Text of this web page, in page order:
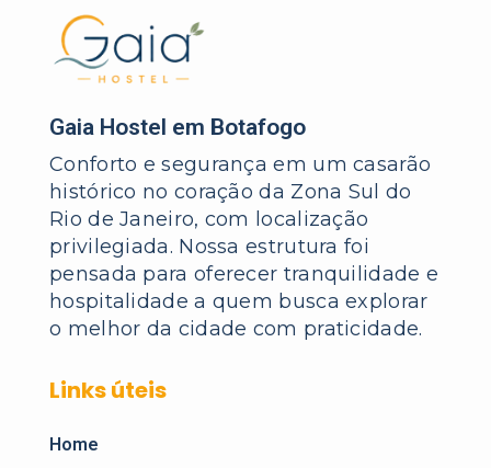
Gaia Hostel em Botafogo
Conforto e segurança em um casarão
histórico no coração da Zona Sul do
Rio de Janeiro, com localização
privilegiada. Nossa estrutura foi
pensada para oferecer tranquilidade e
hospitalidade a quem busca explorar
o melhor da cidade com praticidade.
Links úteis
Home